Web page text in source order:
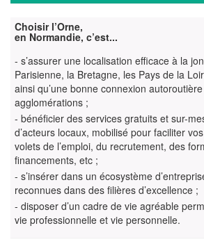
Choisir l’Orne,
en Normandie, c’est...
- s’assurer une localisation efficace à la
Parisienne, la Bretagne, les Pays de la
ainsi qu’une bonne connexion
agglomérations ;
- bénéficier des services gratuits et sur-
d’acteurs locaux, mobilisé pour faciliter
volets de l’emploi, du recrutement, des
financements, etc ;
- s’insérer dans un écosystème
reconnues dans des filières d’excellence ;
- disposer d’un cadre de vie agréable
vie professionnelle et vie personnelle.